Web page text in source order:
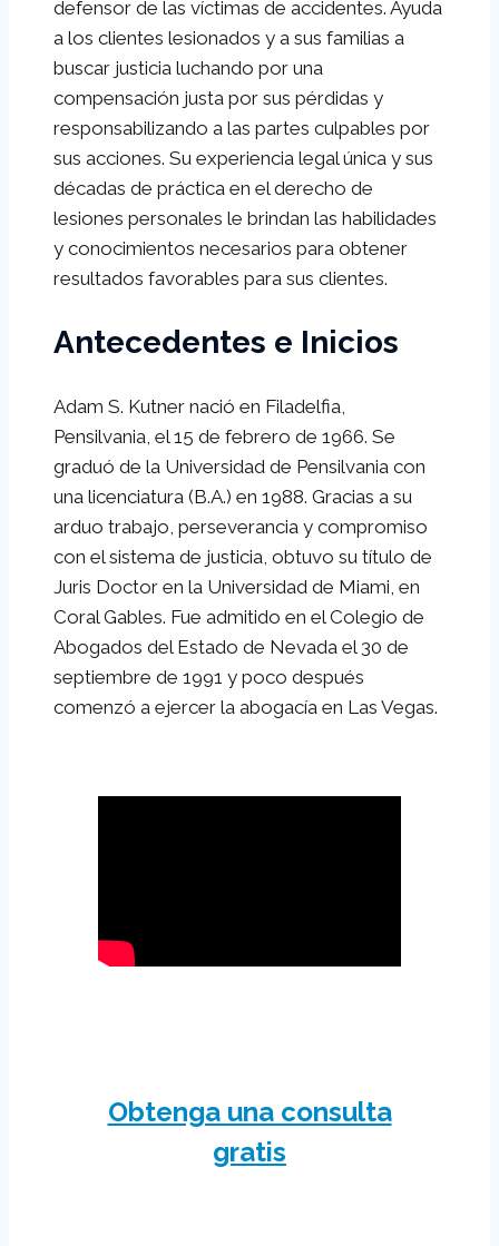
defensor de las víctimas de accidentes. Ayuda
a los clientes lesionados y a sus familias a
buscar justicia luchando por una
compensación justa por sus pérdidas y
responsabilizando a las partes culpables por
sus acciones. Su experiencia legal única y sus
décadas de práctica en el derecho de
lesiones personales le brindan las habilidades
y conocimientos necesarios para obtener
resultados favorables para sus clientes.
Antecedentes e Inicios
Adam S. Kutner nació en Filadelfia,
Pensilvania, el 15 de febrero de 1966. Se
graduó de la Universidad de Pensilvania con
una licenciatura (B.A.) en 1988. Gracias a su
arduo trabajo, perseverancia y compromiso
con el sistema de justicia, obtuvo su título de
Juris Doctor en la Universidad de Miami, en
Coral Gables. Fue admitido en el Colegio de
Abogados del Estado de Nevada el 30 de
septiembre de 1991 y poco después
comenzó a ejercer la abogacía en Las Vegas.
Obtenga una consulta
gratis